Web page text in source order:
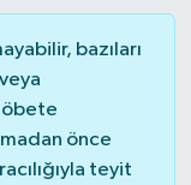
bazıları
önce
teyit